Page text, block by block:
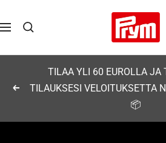
sisältöön
Navigaatio
Prym
Edellinen
TILAA YLI 60 EUROLLA JA
TILAUKSESI VELOITUKSETTA
📦